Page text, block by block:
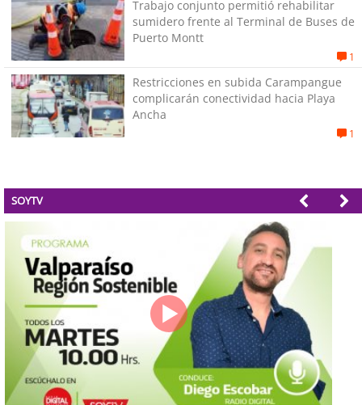
Trabajo conjunto permitió rehabilitar
sumidero frente al Terminal de Buses de
Puerto Montt
1
Restricciones en subida Carampangue
complicarán conectividad hacia Playa
Ancha
1
SOYTV